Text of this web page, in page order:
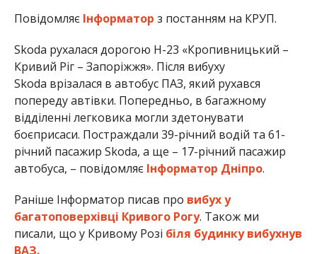
Повідомляє Інформатор з постанням на КРУП.
Skoda рухалася дорогою Н-23 «Кропивницький –
Кривий Ріг – Запоріжжя». Після вибуху
Skoda врізалася в автобус ПАЗ, який рухався
попереду автівки. Попередньо, в багажному
відділенні легковика могли здетонувати
боєприсаси. Постраждали 39-річний водій та 61-
річний пасажир Skoda, а ще – 17-річний пасажир
автобуса, – повідомляє Інформатор Дніпро.
Раніше Інформатор писав про вибух у
багатоповерхівці Кривого Рогу. Також ми
писали, що у Кривому Розі біля будинку вибухнув
ВАЗ.